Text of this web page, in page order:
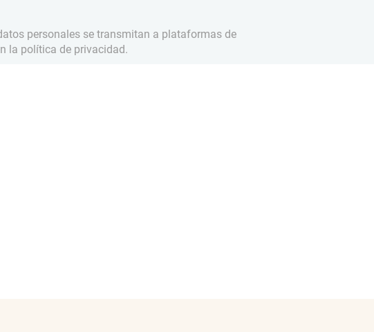
personales se transmitan a plataformas de
la política de privacidad.